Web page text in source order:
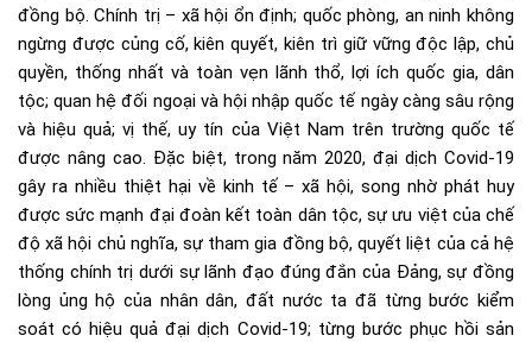
đồng bộ. Chính trị – xã hội ổn định; quốc phòng, an ninh không
ngừng được củng cố, kiên quyết, kiên trì giữ vững độc lập, chủ
quyền, thống nhất và toàn vẹn lãnh thổ, lợi ích quốc gia, dân
tộc; quan hệ đối ngoại và hội nhập quốc tế ngày càng sâu rộng
và hiệu quả; vị thế, uy tín của Việt Nam trên trường quốc tế
được nâng cao. Đặc biệt, trong năm 2020, đại dịch Covid-19
gây ra nhiều thiệt hại về kinh tế – xã hội, song nhờ phát huy
được sức mạnh đại đoàn kết toàn dân tộc, sự ưu việt của chế
độ xã hội chủ nghĩa, sự tham gia đồng bộ, quyết liệt của cả hệ
thống chính trị dưới sự lãnh đạo đúng đắn của Đảng, sự đồng
lòng ủng hộ của nhân dân, đất nước ta đã từng bước kiểm
soát có hiệu quả đại dịch Covid-19; từng bước phục hồi sản